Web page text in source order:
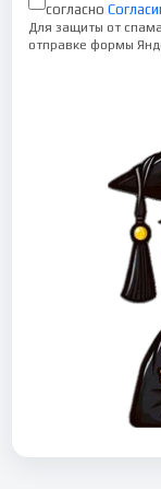
согласно
Для защиты от
отправке формы